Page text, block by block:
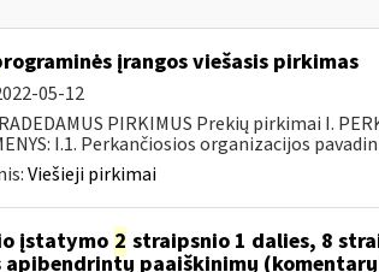
įrangos viešasis pirkimas
05-12
PIRKIMUS Prekių pirkimai I.
I.1. Perkančiosios organizacijos
Viešieji pirkimai
įstatymo 2 straipsnio 1 dalies, 8
apibendrintų paaiškinimų